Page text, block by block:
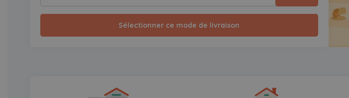
Sélectionner ce mode de livraison